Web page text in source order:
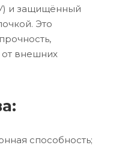
и защищённый
Это
от внешних
способность;